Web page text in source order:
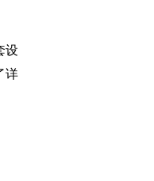
设
详